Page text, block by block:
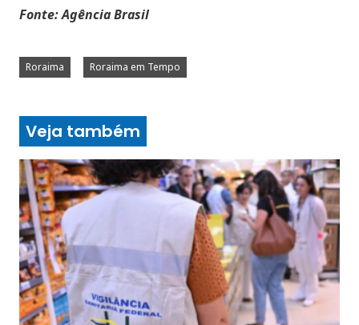
Fonte: Agência Brasil
Roraima Roraima em Tempo
Veja também